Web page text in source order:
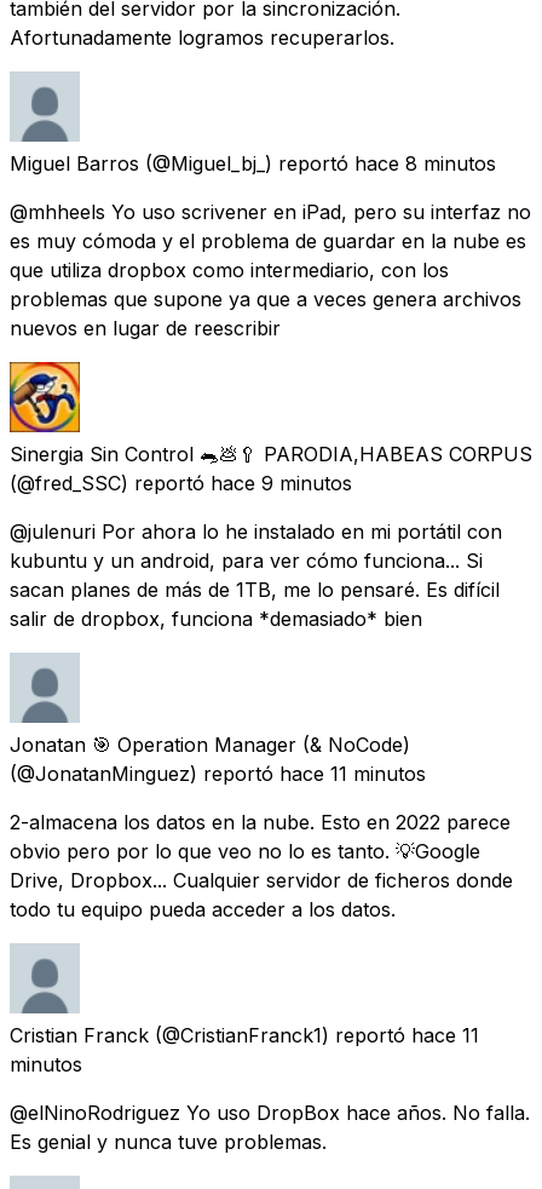
también del servidor por la sincronización.
Afortunadamente logramos recuperarlos.
Miguel Barros (@Miguel_bj_) reportó hace 8 minutos
@mhheels Yo uso scrivener en iPad, pero su interfaz no
es muy cómoda y el problema de guardar en la nube es
que utiliza dropbox como intermediario, con los
problemas que supone ya que a veces genera archivos
nuevos en lugar de reescribir
Sinergia Sin Control 🐀💩🥄 PARODIA,HABEAS CORPUS
(@fred_SSC) reportó hace 9 minutos
@julenuri Por ahora lo he instalado en mi portátil con
kubuntu y un android, para ver cómo funciona... Si
sacan planes de más de 1TB, me lo pensaré. Es difícil
salir de dropbox, funciona *demasiado* bien
Jonatan 🎯 Operation Manager (& NoCode)
(@JonatanMinguez) reportó hace 11 minutos
2-almacena los datos en la nube. Esto en 2022 parece
obvio pero por lo que veo no lo es tanto. 💡Google
Drive, Dropbox... Cualquier servidor de ficheros donde
todo tu equipo pueda acceder a los datos.
Cristian Franck (@CristianFranck1) reportó hace 11
minutos
@elNinoRodriguez Yo uso DropBox hace años. No falla.
Es genial y nunca tuve problemas.